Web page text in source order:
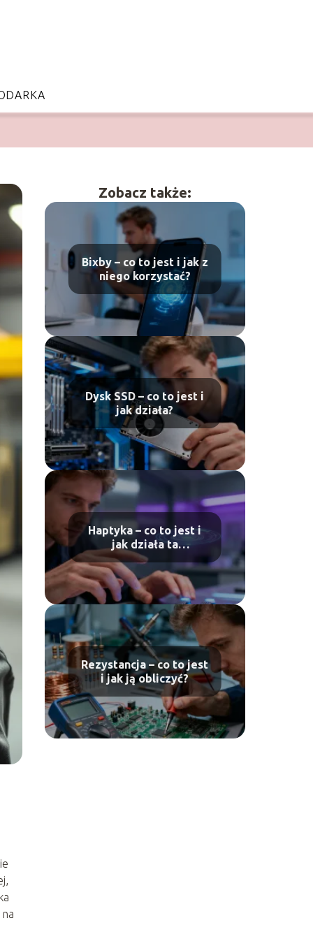
Zobacz także:
Bixby – co to jest i jak z
niego korzystać?
Dysk SSD – co to jest i
jak działa?
Haptyka – co to jest i
jak działa ta
technologia?
Rezystancja – co to jest
i jak ją obliczyć?